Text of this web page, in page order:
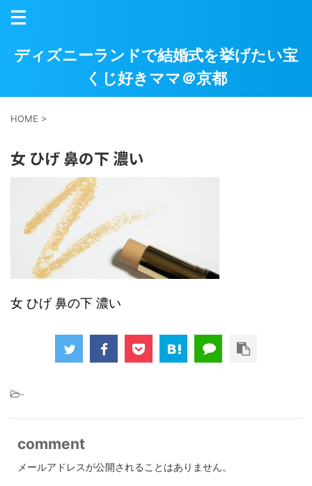
ディズニーランドで結婚式を挙げたい宝
くじ好きママ＠京都
HOME >
女 ひげ 鼻の下 濃い
女 ひげ 鼻の下 濃い
-
comment
メールアドレスが公開されることはありません。